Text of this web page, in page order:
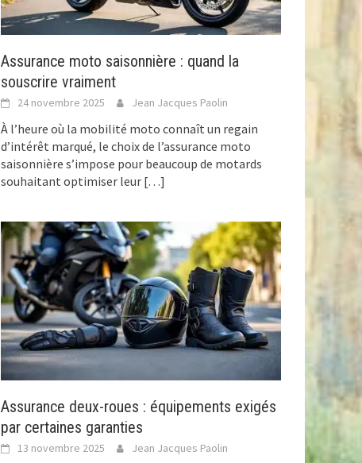
Assurance moto saisonnière : quand la
souscrire vraiment
24 novembre 2025 Jean Jacques Paolin
À l’heure où la mobilité moto connaît un regain
d’intérêt marqué, le choix de l’assurance moto
saisonnière s’impose pour beaucoup de motards
souhaitant optimiser leur[…]
Assurance deux-roues : équipements exigés
par certaines garanties
13 novembre 2025 Jean Jacques Paolin